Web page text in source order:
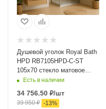
Душевой уголок Royal Bath
HPD RB7105HPD-C-ST
105х70 стекло матовое
профиль сатин без
Есть в наличии
34 756.50 ₽/шт
39 950₽ -13%